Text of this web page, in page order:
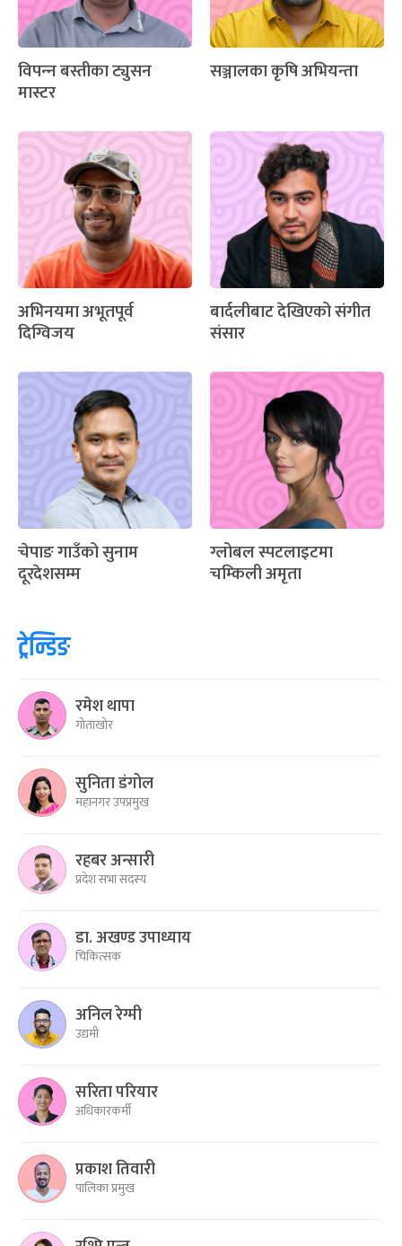
विपन्‍न बस्तीका ट्युसन
मास्टर
सञ्जालका कृषि अभियन्ता
अभिनयमा अभूतपूर्व
दिग्विजय
बार्दलीबाट देखिएको संगीत
संसार
चेपाङ गाउँको सुनाम
दूरदेशसम्म
ग्लोबल स्पटलाइटमा
चम्किली अमृता
ट्रेन्डिङ
रमेश थापा
गोताखोर
सुनिता डंगोल
महानगर उपप्रमुख
रहबर अन्सारी
प्रदेश सभा सदस्य
डा. अखण्ड उपाध्याय
चिकित्सक
अनिल रेग्मी
उद्यमी
सरिता परियार
अधिकारकर्मी
प्रकाश तिवारी
पालिका प्रमुख